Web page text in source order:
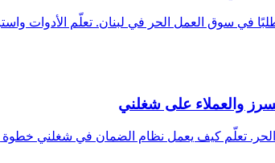
في سوق العمل الحر في لبنان. تعلّم الأدوات
والعملاء على شغلني
تعلّم كيف يعمل نظام الضمان في شغلني خطوة